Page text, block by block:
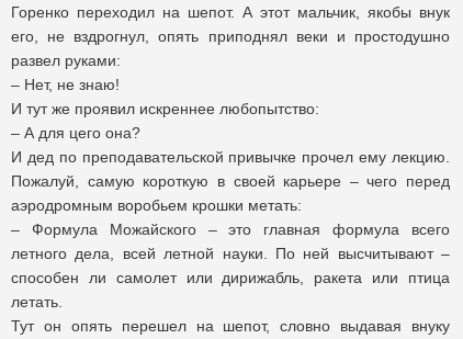
Горенко переходил на шепот. А этот мальчик, якобы внук
его, не вздрогнул, опять приподнял веки и простодушно
развел руками:
– Нет, не знаю!
И тут же проявил искреннее любопытство:
– А для цего она?
И дед по преподавательской привычке прочел ему лекцию.
Пожалуй, самую короткую в своей карьере – чего перед
аэродромным воробьем крошки метать:
– Формула Можайского – это главная формула всего
летного дела, всей летной науки. По ней высчитывают –
способен ли самолет или дирижабль, ракета или птица
летать.
Тут он опять перешел на шепот, словно выдавая внуку